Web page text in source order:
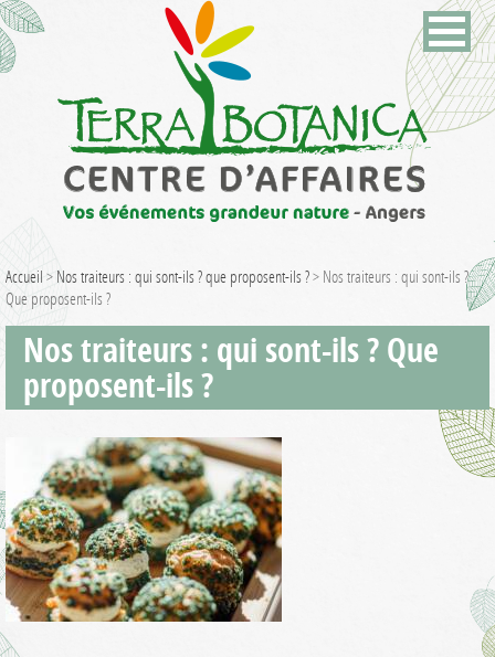
Accueil > Nos traiteurs : qui sont-ils ? que proposent-ils ?> Nos traiteurs : qui sont-ils ?
Que proposent-ils ?
Nos traiteurs : qui sont-ils ? Que
proposent-ils ?